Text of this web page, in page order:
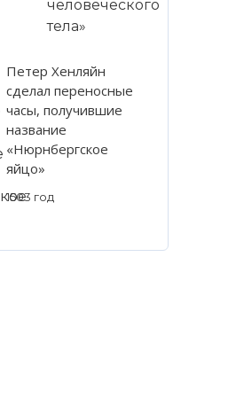
Петер Хенляйн
сделал переносные
часы, получившие
название
«Нюрнбергское
яйцо»
1503 год